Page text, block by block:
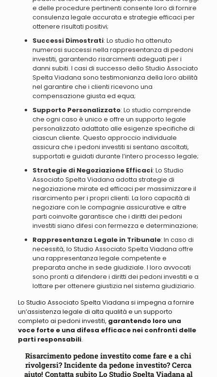
e delle procedure pertinenti consente loro di fornire
consulenza legale accurata e strategie efficaci per
ottenere risultati positivi;
Successi Dimostrati: Lo studio ha ottenuto
numerosi successi nella rappresentanza di pedoni
investiti, garantendo risarcimenti adeguati per i
danni subiti. I casi di successo dello Studio Associato
Spelta Viadana sono testimonianza della loro abilità
nel garantire che i clienti ricevono una
compensazione giusta ed equa;
Supporto Personalizzato: Lo studio comprende
che ogni caso è unico e offre un supporto legale
personalizzato adattato alle esigenze specifiche di
ciascun cliente. Questo approccio individuale
assicura che i pedoni investiti si sentano ascoltati,
supportati e guidati durante l’intero processo legale;
Strategie di Negoziazione Efficaci: Lo Studio
Associato Spelta Viadana adotta strategie di
negoziazione mirate ed efficaci per massimizzare il
risarcimento per i propri clienti. La loro capacità di
negoziare con le compagnie assicurative e altre
parti coinvolte garantisce che i diritti dei pedoni
investiti siano difesi con fermezza e determinazione;
Rappresentanza Legale in Tribunale: In caso di
necessità, lo Studio Associato Spelta Viadana offre
una rappresentanza legale competente e
preparata anche in sede giudiziale. I loro avvocati
sono pronti a difendere i diritti dei pedoni investiti e a
lottare per ottenere giustizia nel sistema giudiziario.
Lo Studio Associato Spelta Viadana si impegna a fornire
un’assistenza legale di alta qualità e un supporto
completo ai pedoni investiti, garantendo loro una
voce forte e una difesa efficace nei confronti delle
parti responsabili.
Risarcimento pedone investito come fare e a chi
rivolgersi? Incidente da pedone investito? Cerca
aiuto! Contatta subito Lo Studio Spelta Viadana al